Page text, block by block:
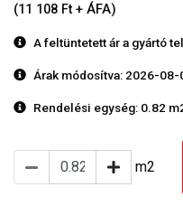
(11 108 Ft + ÁFA)
A feltüntetett ár a gyártó
Árak módosítva: 2026-08-
Rendelési egység: 0.82
m2